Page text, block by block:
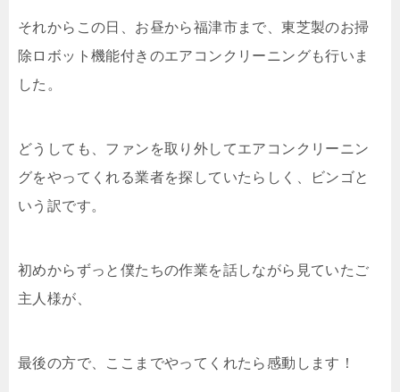
それからこの日、お昼から福津市まで、東芝製のお掃
除ロボット機能付きのエアコンクリーニングも行いま
した。
どうしても、ファンを取り外してエアコンクリーニン
グをやってくれる業者を探していたらしく、ビンゴと
いう訳です。
初めからずっと僕たちの作業を話しながら見ていたご
主人様が、
最後の方で、ここまでやってくれたら感動します！